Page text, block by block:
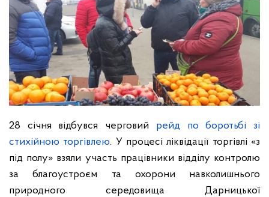
28 січня відбувся черговий рейд по боротьбі зі
стихійною торгівлею. У процесі ліквідації торгівлі «з
під полу» взяли участь працівники відділу контролю
за благоустроєм та охорони навколишнього
природного середовища Дарницької